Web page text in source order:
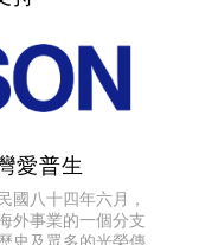
愛普生
國八十四年六月，
外事業的一個分支